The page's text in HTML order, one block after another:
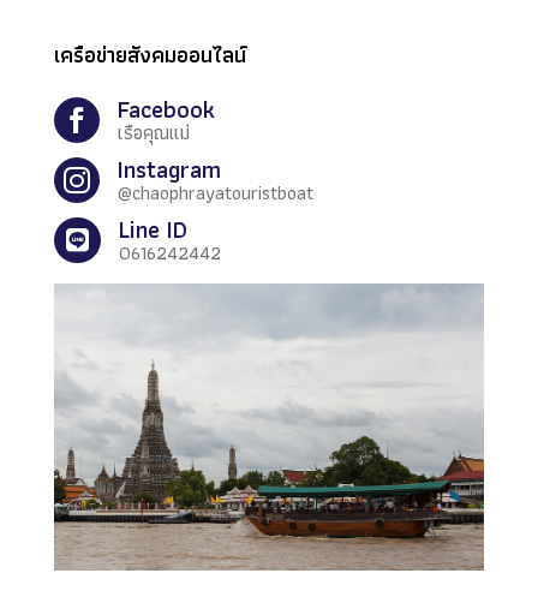
เครือข่ายสังคมออนไลน์
 Facebook
เรือคุณแม่
 Instagram
@chaophrayatouristboat
 Line ID
0616242442